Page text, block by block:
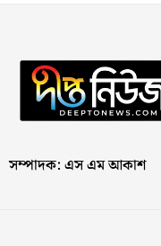
সম্পাদক: এস এম আকাশ